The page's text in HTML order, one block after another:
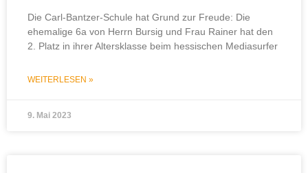
Die Carl-Bantzer-Schule hat Grund zur Freude: Die
ehemalige 6a von Herrn Bursig und Frau Rainer hat den
2. Platz in ihrer Altersklasse beim hessischen Mediasurfer
WEITERLESEN »
9. Mai 2023